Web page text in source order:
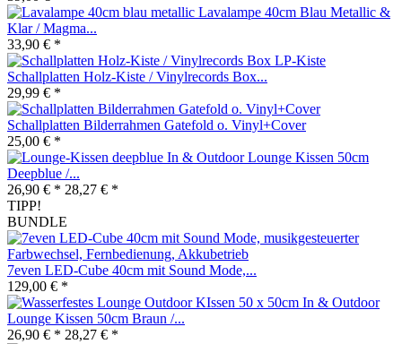
Lavalampe 40cm Blau Metallic &
Klar / Magma...
33,90 € *
Schallplatten Holz-Kiste / Vinylrecords Box...
29,99 € *
Schallplatten Bilderrahmen Gatefold o. Vinyl+Cover
25,00 € *
In & Outdoor Lounge Kissen 50cm
Deepblue /...
26,90 € * 28,27 € *
TIPP!
BUNDLE
7even LED-Cube 40cm mit Sound Mode,...
129,00 € *
In & Outdoor
Lounge Kissen 50cm Braun /...
26,90 € * 28,27 € *